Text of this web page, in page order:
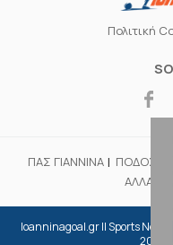
Πολιτική
ΠΑΣ ΓΙΑΝΝΙΝΑ
ΑΛΛΑ
Ioanninagoal.gr || Sports News
2026,